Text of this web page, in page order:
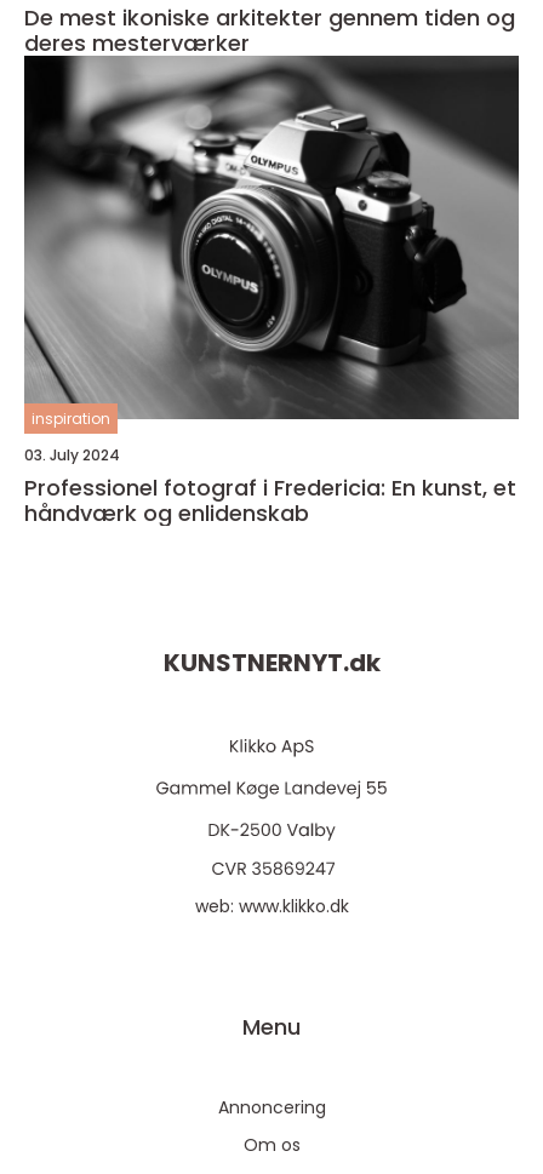
De mest ikoniske arkitekter gennem tiden og
deres mesterværker
inspiration
03. July 2024
Professionel fotograf i Fredericia: En kunst, et
håndværk og enlidenskab
KUNSTNERNYT.dk
web: www.klikko.dk
Menu
Annoncering
Om os